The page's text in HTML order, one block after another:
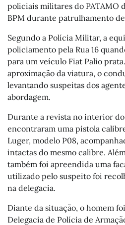
policiais militares do PATAMO
BPM durante patrulhamento
Segundo a Polícia Militar, a
policiamento pela Rua 16
para um veículo Fiat Palio
aproximação da viatura, o
levantando suspeitas dos
abordagem.
Durante a revista no interior
encontraram uma pistola
Luger, modelo P08,
intactas do mesmo calibre.
também foi apreendida uma
utilizado pelo suspeito foi
na delegacia.
Diante da situação, o homem
Delegacia de Polícia de